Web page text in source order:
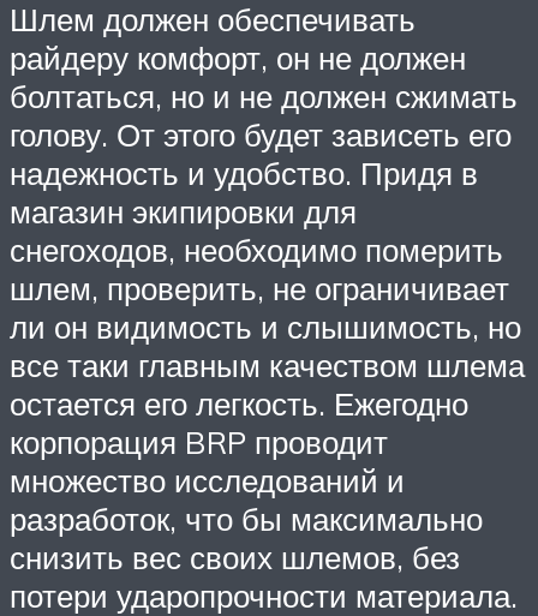
Шлем должен обеспечивать
райдеру комфорт, он не должен
болтаться, но и не должен сжимать
голову. От этого будет зависеть его
надежность и удобство. Придя в
магазин экипировки для
снегоходов, необходимо померить
шлем, проверить, не ограничивает
ли он видимость и слышимость, но
все таки главным качеством шлема
остается его легкость. Ежегодно
корпорация BRP проводит
множество исследований и
разработок, что бы максимально
снизить вес своих шлемов, без
потери ударопрочности материала.